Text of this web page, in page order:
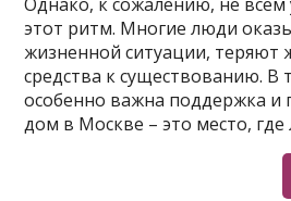
этот ритм. Многие люди
жизненной ситуации, теряют
средства к существованию. В
особенно важна поддержка
дом в Москве – это место,